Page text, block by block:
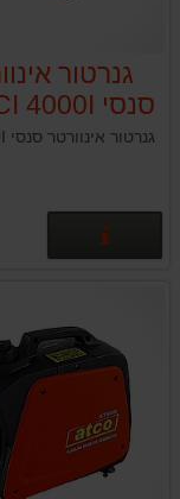
גנרטור
סנסי SENCI 4000I